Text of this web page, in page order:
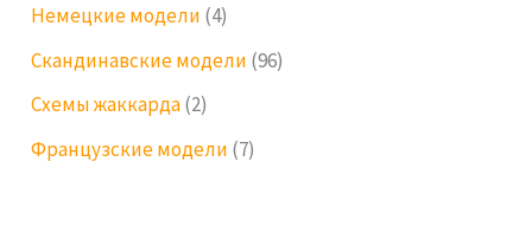
Немецкие модели (4)
Скандинавские модели (96)
Схемы жаккарда(2)
Французские модели (7)